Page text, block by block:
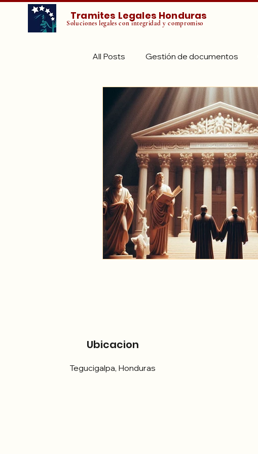
Soluciones legales con integridad y compromiso
Tramites Legales Honduras
All Posts Gestión de documentos
Ubicacion
Tegucigalpa, Honduras